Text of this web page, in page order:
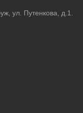
ул. Путенкова, д.1.